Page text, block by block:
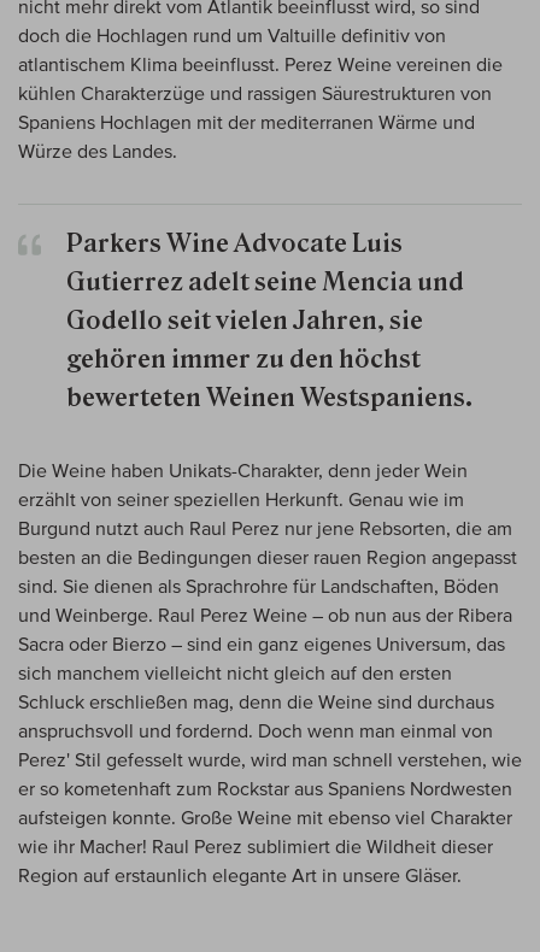
nicht mehr direkt vom Atlantik beeinflusst wird, so sind
doch die Hochlagen rund um Valtuille definitiv von
atlantischem Klima beeinflusst. Perez Weine vereinen die
kühlen Charakterzüge und rassigen Säurestrukturen von
Spaniens Hochlagen mit der mediterranen Wärme und
Würze des Landes.
Parkers Wine Advocate Luis
Gutierrez adelt seine Mencia und
Godello seit vielen Jahren, sie
gehören immer zu den höchst
bewerteten Weinen Westspaniens.
Die Weine haben Unikats-Charakter, denn jeder Wein
erzählt von seiner speziellen Herkunft. Genau wie im
Burgund nutzt auch Raul Perez nur jene Rebsorten, die am
besten an die Bedingungen dieser rauen Region angepasst
sind. Sie dienen als Sprachrohre für Landschaften, Böden
und Weinberge. Raul Perez Weine – ob nun aus der Ribera
Sacra oder Bierzo – sind ein ganz eigenes Universum, das
sich manchem vielleicht nicht gleich auf den ersten
Schluck erschließen mag, denn die Weine sind durchaus
anspruchsvoll und fordernd. Doch wenn man einmal von
Perez' Stil gefesselt wurde, wird man schnell verstehen, wie
er so kometenhaft zum Rockstar aus Spaniens Nordwesten
aufsteigen konnte. Große Weine mit ebenso viel Charakter
wie ihr Macher! Raul Perez sublimiert die Wildheit dieser
Region auf erstaunlich elegante Art in unsere Gläser.